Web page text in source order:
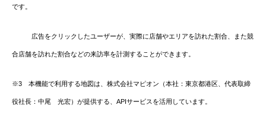
です。
広告をクリックしたユーザーが、実際に店舗やエリアを訪れた割合、また競
合店舗を訪れた割合などの来訪率を計測することができます。
※3 本機能で利用する地図は、株式会社マピオン（本社：東京都港区、代表取締
役社長：中尾 光宏）が提供する、APIサービスを活用しています。